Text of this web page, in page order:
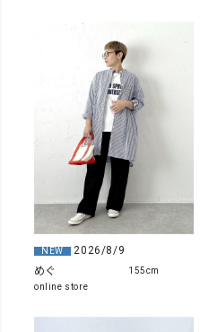
NEW
2026/8/9
めぐ
online store
155cm